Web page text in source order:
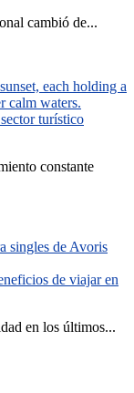
cambió de...
turístico
constante
de viajar en
en los últimos...